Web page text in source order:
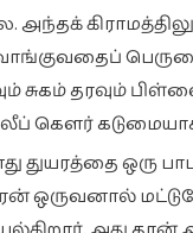
சுகம்
கடுமையாக
துயரத்தை ஒரு
ஒருவனால்